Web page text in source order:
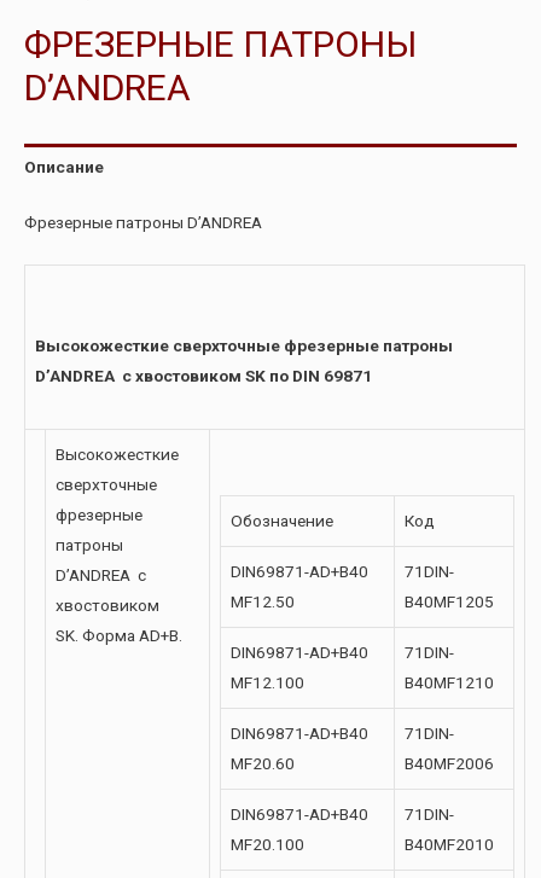
ФРЕЗЕРНЫЕ ПАТРОНЫ
D’ANDREA
Описание
Фрезерные патроны D’ANDREA
Высокожесткие сверхточные фрезерные патроны
D’ANDREA с хвостовиком SK по DIN 69871
Высокожесткие
сверхточные
фрезерные
патроны
D’ANDREA с
хвостовиком
SK. Форма AD+B.
Обозначение Код
DIN69871-AD+B40
MF12.50
71DIN-
B40MF1205
DIN69871-AD+B40
MF12.100
71DIN-
B40MF1210
DIN69871-AD+B40
MF20.60
71DIN-
B40MF2006
DIN69871-AD+B40
MF20.100
71DIN-
B40MF2010